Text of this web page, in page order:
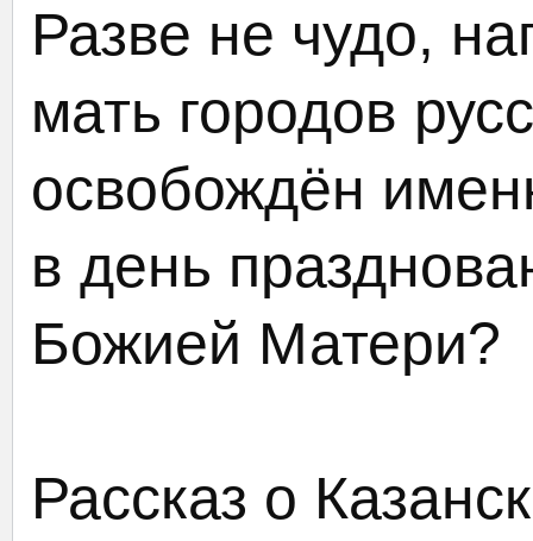
Разве не чудо,
мать городов
освобождён
в день
Божией Матери?
Рассказ о